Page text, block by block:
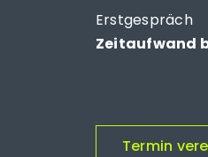
Erstgespräch
Zeitaufwand
Termin